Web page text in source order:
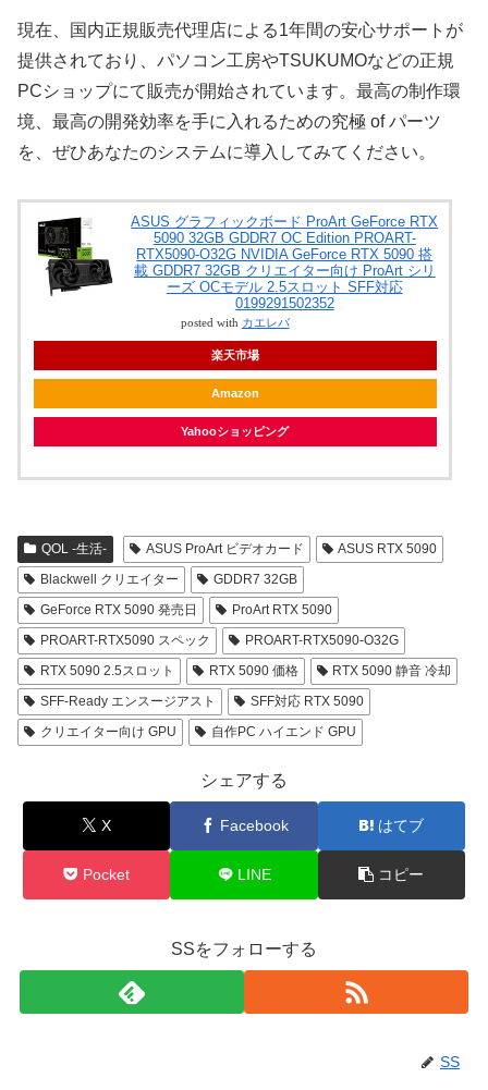
現在、国内正規販売代理店による1年間の安心サポートが
提供されており、パソコン工房やTSUKUMOなどの正規
PCショップにて販売が開始されています。最高の制作環
境、最高の開発効率を手に入れるための究極 of パーツ
を、ぜひあなたのシステムに導入してみてください。
ASUS グラフィックボード ProArt GeForce RTX
5090 32GB GDDR7 OC Edition PROART-
RTX5090-O32G NVIDIA GeForce RTX 5090 搭
載 GDDR7 32GB クリエイター向け ProArt シリ
ーズ OCモデル 2.5スロット SFF対応
0199291502352
posted with カエレバ
楽天市場
Amazon
Yahooショッピング
QOL -生活- ASUS ProArt ビデオカード
ASUS RTX 5090
Blackwell クリエイター
GDDR7 32GB
GeForce RTX 5090 発売日
ProArt RTX 5090
PROART-RTX5090 スペック
PROART-RTX5090-O32G
RTX 5090 2.5スロット
RTX 5090 価格
RTX 5090 静音 冷却
SFF-Ready エンスージアスト
SFF対応 RTX 5090
クリエイター向け GPU
自作PC ハイエンド GPU
シェアする
X Facebook はてブ
Pocket LINE コピー
SSをフォローする
SS